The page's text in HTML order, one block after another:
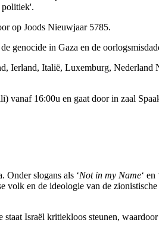
politiek'.
op Joods Nieuwjaar 5785.
genocide in Gaza en de
Ierland, Italië, Luxemburg, Nederland
vanaf 16:00u en gaat door in zaal
Onder slogans als ‘Not in my Name‘ en
volk en de ideologie van de
Israël kritiekloos steunen,